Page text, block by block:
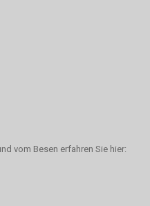
vom Besen erfahren Sie hier: